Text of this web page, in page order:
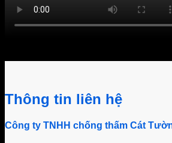
Thông tin liên hệ
Công ty TNHH chống thấm Cát